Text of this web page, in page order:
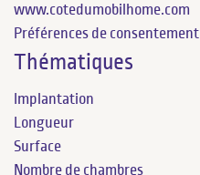
www.cotedumobilhome.com
Préférences de consentement
Thématiques
Implantation
Longueur
Surface
Nombre de chambres